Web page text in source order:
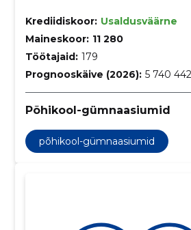
Krediidiskoor: Usaldusväärne
Maineskoor: 11 280
Töötajaid: 179
Prognooskäive (2026): 5 740
Põhikool-gümnaasiumid
põhikool-gümnaasiumid